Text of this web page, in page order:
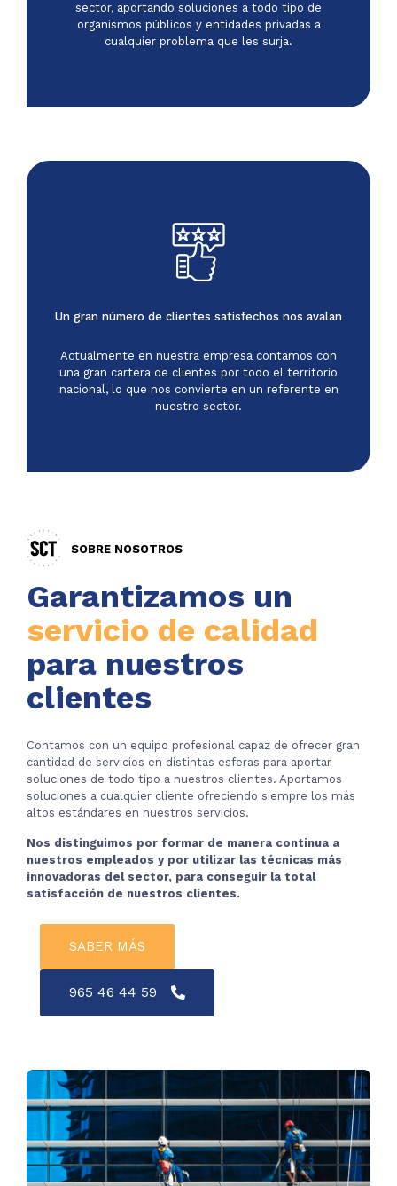
sector, aportando soluciones a todo tipo de
organismos públicos y entidades privadas a
cualquier problema que les surja.
Un gran número de clientes satisfechos nos avalan
Actualmente en nuestra empresa contamos con
una gran cartera de clientes por todo el territorio
nacional, lo que nos convierte en un referente en
nuestro sector.
SOBRE NOSOTROS
Garantizamos un
servicio de calidad
para nuestros
clientes
Contamos con un equipo profesional capaz de ofrecer gran
cantidad de servicios en distintas esferas para aportar
soluciones de todo tipo a nuestros clientes. Aportamos
soluciones a cualquier cliente ofreciendo siempre los más
altos estándares en nuestros servicios.
Nos distinguimos por formar de manera continua a
nuestros empleados y por utilizar las técnicas más
innovadoras del sector, para conseguir la total
satisfacción de nuestros clientes.
SABER MÁS
965 46 44 59